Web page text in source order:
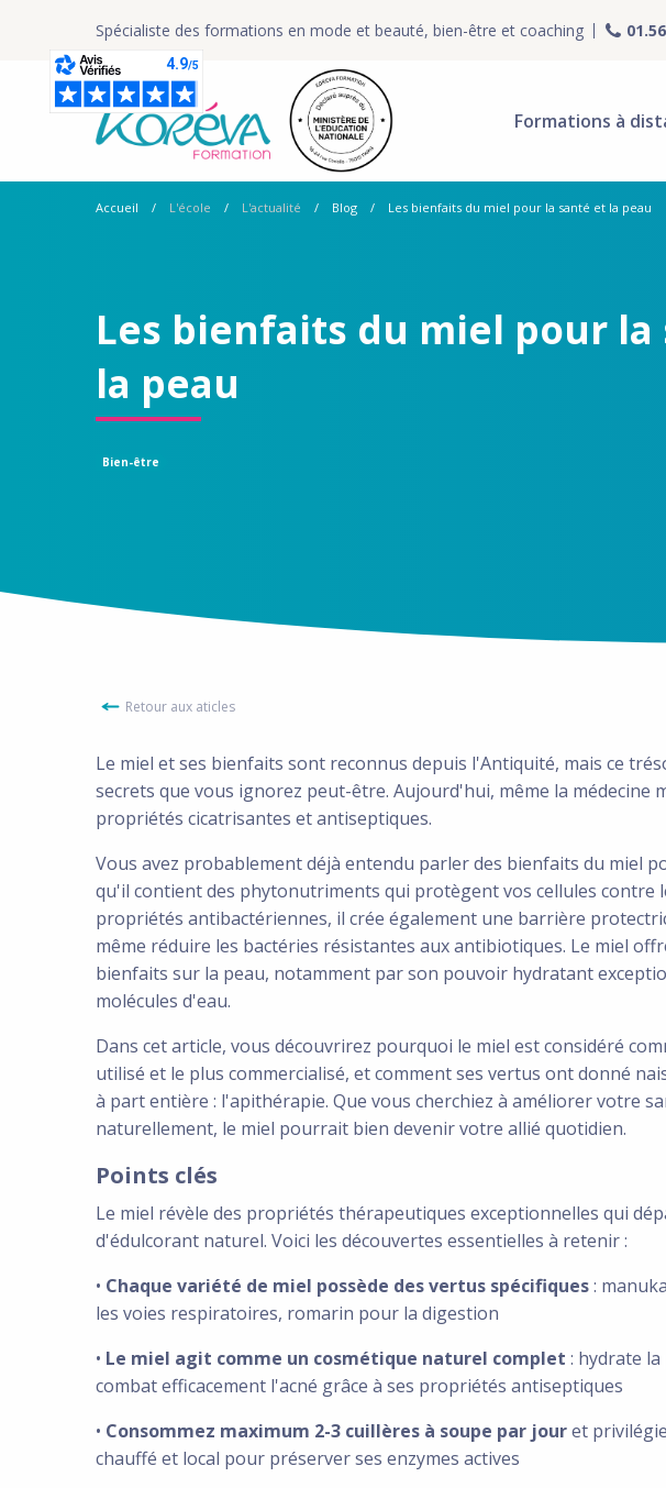
Spécialiste des formations en mode et beauté, bien-être et coaching
Formations à
Accueil L'école L'actualité Blog Les bienfaits du miel pour la santé et la peau
Les bienfaits du miel pour la
la peau
Bien-être
Retour aux aticles
Le miel et ses bienfaits sont reconnus depuis l'Antiquité, mais ce
secrets que vous ignorez peut-être. Aujourd'hui, même la médecine
propriétés cicatrisantes et antiseptiques.
Vous avez probablement déjà entendu parler des bienfaits du miel
qu'il contient des phytonutriments qui protègent vos cellules contre
propriétés antibactériennes, il crée également une barrière
même réduire les bactéries résistantes aux antibiotiques. Le miel
bienfaits sur la peau, notamment par son pouvoir hydratant
molécules d'eau.
Dans cet article, vous découvrirez pourquoi le miel est considéré
utilisé et le plus commercialisé, et comment ses vertus ont donné
à part entière : l'apithérapie. Que vous cherchiez à améliorer votre
naturellement, le miel pourrait bien devenir votre allié quotidien.
Points clés
Le miel révèle des propriétés thérapeutiques exceptionnelles qui
d'édulcorant naturel. Voici les découvertes essentielles à retenir :
• Chaque variété de miel possède des vertus spécifiques:
les voies respiratoires, romarin pour la digestion
• Le miel agit comme un cosmétique naturel complet : hydrate
combat efficacement l'acné grâce à ses propriétés antiseptiques
• Consommez maximum 2-3 cuillères à soupe par jouret
chauffé et local pour préserver ses enzymes actives